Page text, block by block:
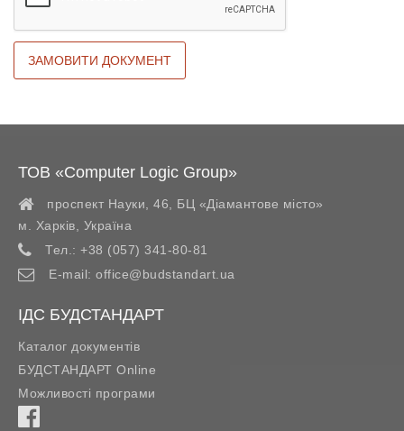
ТОВ «Computer Logic Group»
проспект Науки, 46, БЦ «Діамантове місто»
м. Харків
Україна
Тел.: +38 (057) 341-80-81
E-mail: office@budstandart.ua
ІДС БУДСТАНДАРТ
Каталог документів
БУДСТАНДАРТ Online
Можливості програми